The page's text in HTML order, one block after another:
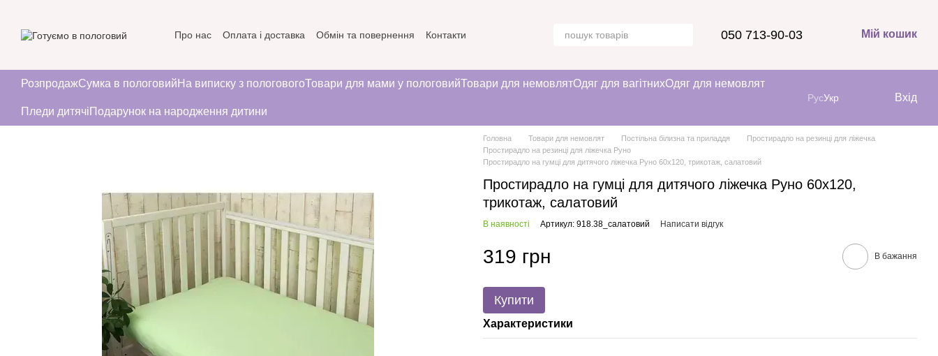
Про нас Оплата і доставка Обмін та повернення
Контакти
050 713-90-03 Мій кошик
РозпродажСумка в пологовий На виписку з пологовогоТовари для мами у пологовийТовари для немовлятОдяг для вагітнихОдяг для немовлят
Пледи дитячі Подарунок на народження дитини
РусУкр Вхід
Головна Товари для немовлят Постільна білизна та приладдя
Простирадло на резинці для ліжечка
Простирадло на резинці для ліжечка Руно
Простирадло на гумці для дитячого ліжечка Руно 60х120, трикотаж, салатовий
Простирадло на гумці для дитячого ліжечка Руно 60х120,
трикотаж, салатовий
В наявності Артикул: 918.38_салатовий Написати відгук
319 грн В бажання
Купити
Характеристики